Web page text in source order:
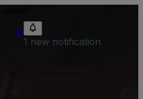
1 new notification